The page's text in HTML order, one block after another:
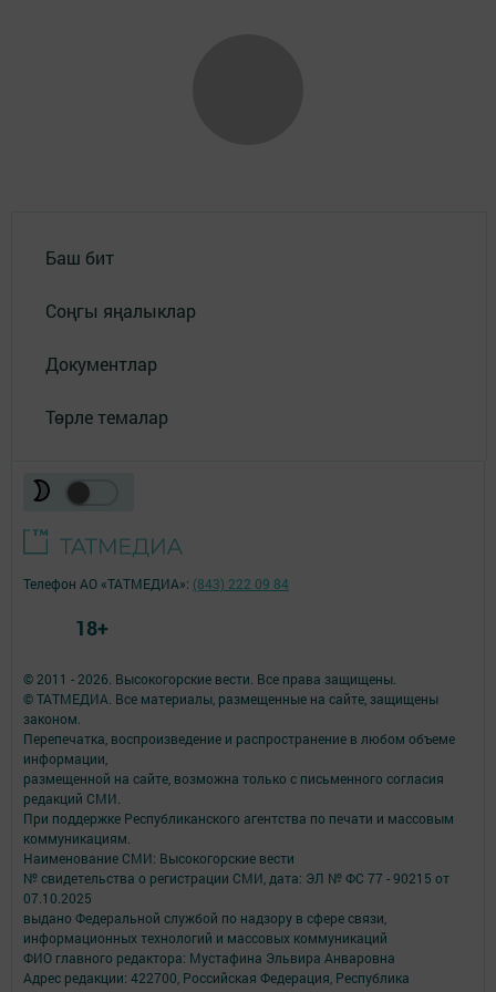
Баш бит
Соңгы яңалыклар
Документлар
Төрле темалар
© 2011 - 2026. Высокогорские вести. Все права защищены.
© ТАТМЕДИА. Все материалы, размещенные на сайте, защищены
законом.
Перепечатка, воспроизведение и распространение в любом объеме
информации,
размещенной на сайте, возможна только с письменного согласия
редакций СМИ.
При поддержке Республиканского агентства по печати и массовым
коммуникациям.
Наименование СМИ: Высокогорские вести
№ свидетельства о регистрации СМИ, дата: ЭЛ № ФС 77 - 90215 от
07.10.2025
выдано Федеральной службой по надзору в сфере связи,
информационных технологий и массовых коммуникаций
ФИО главного редактора: Мустафина Эльвира Анваровна
Адрес редакции: 422700, Российская Федерация, Республика
Телефон АО «ТАТМЕДИА»: (843) 222 09 84
18+